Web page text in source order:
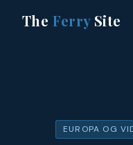
The FerrySite
EUROPA OG